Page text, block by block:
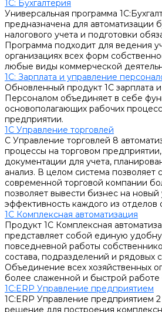
1C: Бухгалтерия
Универсальная программа
предназначена для автоматизации
налогового учета и подготовки
Программа подходит для ведения
организациях всех форм
любые виды коммерческой
1С: Зарплата и управление
Обновленный продукт 1С зарплата
Персоналом объединяет в себе
основополагающих рабочих
предприятии.
1С Управление торговлей
С Управление торговлей 8
процессы на торговом
документации для учета,
анализ. В целом система позволяет
современной торговой компании
позволяет вывести бизнес на
эффективность каждого из отделов
1С Комплексная автоматизация
Продукт 1С Комплексная
представляет собой единую
повседневной работы
состава, подразделений и рядовых
Объединение всех хозяйственных
более слаженной и быстрой работе
1С:ERP Управление предприятием
1С:ERP Управление предприятием
решение для построения